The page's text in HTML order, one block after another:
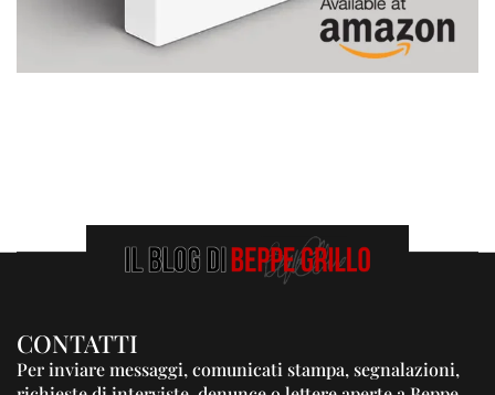
CONTATTI
Per inviare messaggi, comunicati stampa, segnalazioni,